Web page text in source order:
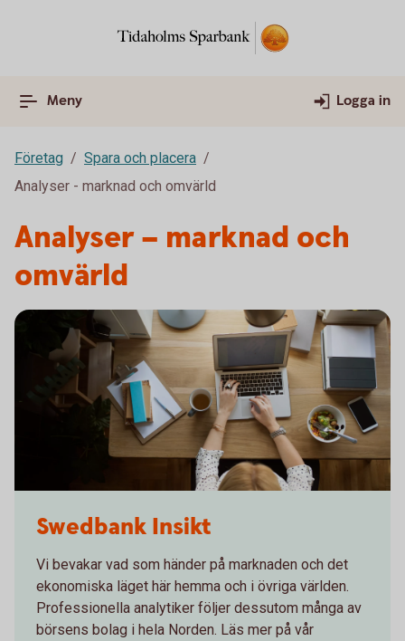
Meny Logga in
Företag
Spara och placera
Analyser - marknad och omvärld
Analyser – marknad och
omvärld
Swedbank Insikt
Vi bevakar vad som händer på marknaden och det
ekonomiska läget här hemma och i övriga världen.
Professionella analytiker följer dessutom många av
börsens bolag i hela Norden. Läs mer på vår